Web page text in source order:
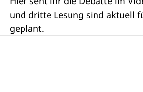
und dritte Lesung sind aktuell
geplant.